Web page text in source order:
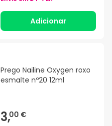
Adicionar
Prego Nailine Oxygen roxo
esmalte nº20 12ml
3,00 €